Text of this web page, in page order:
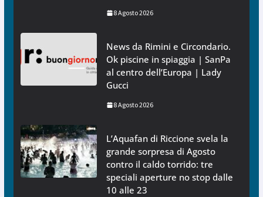
8 Agosto 2026
News da Rimini e Circondario.
Ok piscine in spiaggia | SanPa
al centro dell’Europa | Lady
Gucci
8 Agosto 2026
L’Aquafan di Riccione svela la
grande sorpresa di Agosto
contro il caldo torrido: tre
speciali aperture no stop dalle
10 alle 23